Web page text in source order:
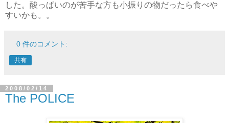
した。酸っぱいのが苦手な方も小振りの物だったら食べや
すいかも。。
0 件のコメント:
共有
2008/02/14
The POLICE